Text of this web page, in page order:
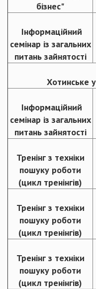
бізнес"
Інформаційний
семінар із загальних
питань зайнятості
Хотинське
Інформаційний
семінар із загальних
питань зайнятості
Тренінг з техніки
пошуку роботи
(цикл тренінгів)
Тренінг з техніки
пошуку роботи
(цикл тренінгів)
Тренінг з техніки
пошуку роботи
(цикл тренінгів)